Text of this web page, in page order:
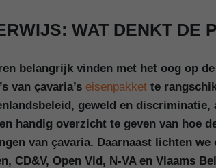
WAT DENKT DE
belangrijk vinden met het oog op
van çavaria’s eisenpakket te
geweld en
handig overzicht te geven van hoe
van çavaria. Daarnaast lichten
CD&V, Open Vld, N-VA en Vlaams